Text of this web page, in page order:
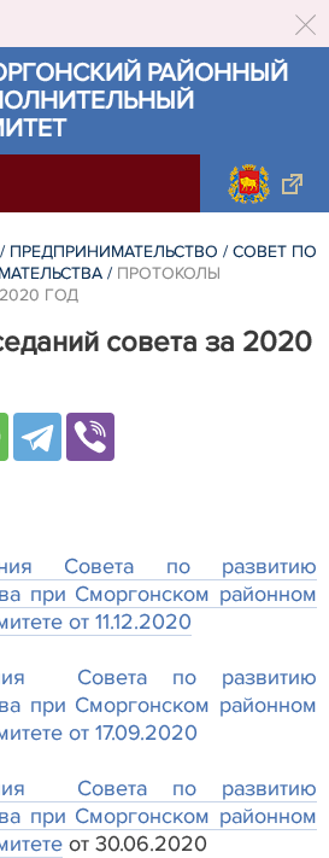
РАЙОННЫЙ
/ ПРЕДПРИНИМАТЕЛЬСТВО / СОВЕТ ПО
/ ПРОТОКОЛЫ
ГОД
совета за 2020
Совета по развитию
при Сморгонском районном
от 11.12.2020
Совета по развитию
при Сморгонском районном
от 17.09.2020
Совета по развитию
при Сморгонском районном
от 30.06.2020